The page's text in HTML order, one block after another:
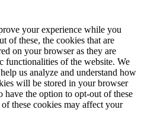
your experience while you
of these, the cookies that are
on your browser as they are
functionalities of the website. We
us analyze and understand how
will be stored in your browser
the option to opt-out of these
these cookies may affect your